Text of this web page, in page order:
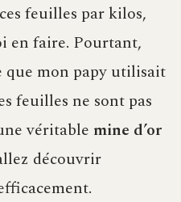
feuilles par kilos,
en faire. Pourtant,
que mon papy utilisait
feuilles ne sont pas
véritable mine d’or
découvrir